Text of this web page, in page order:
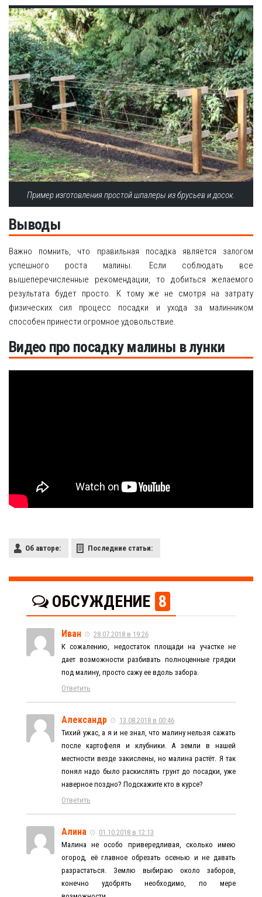
Пример изготовления простой шпалеры из брусьев и досок.
Выводы
Важно помнить, что правильная посадка является залогом
успешного роста малины. Если соблюдать все
вышеперечисленные рекомендации, то добиться желаемого
результата будет просто. К тому же не смотря на затрату
физических сил процесс посадки и ухода за малинником
способен принести огромное удовольствие.
Видео про посадку малины в лунки
Об авторе: Последние статьи:
ОБСУЖДЕНИЕ 8
Иван
28.07.2018 в 19:26
К сожалению, недостаток площади на участке не
дает возможности разбивать полноценные грядки
под малину, просто сажу ее вдоль забора.
Ответить
Александр
13.08.2018 в 00:46
Тихий ужас, а я и не знал, что малину нельзя сажать
после картофеля и клубники. А земли в нашей
местности везде закислены, но малина растёт. Я так
понял надо было раскислять грунт до посадки, уже
наверное поздно? Подскажите кто в курсе?
Ответить
Алина
01.10.2018 в 12:13
Малина не особо привередливая, сколько имею
огород, её главное обрезать осенью и не давать
разрастаться. Землю выбираю около заборов,
конечно удобрять необходимо, по мере